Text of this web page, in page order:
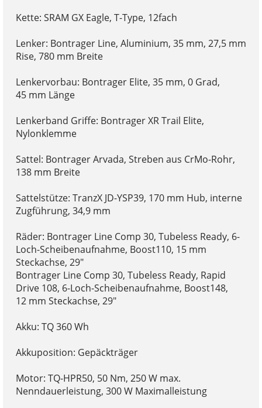
Kette: SRAM GX Eagle, T-Type, 12fach
Lenker: Bontrager Line, Aluminium, 35 mm, 27,5 mm
Rise, 780 mm Breite
Lenkervorbau: Bontrager Elite, 35 mm, 0 Grad,
45 mm Länge
Lenkerband Griffe: Bontrager XR Trail Elite,
Nylonklemme
Sattel: Bontrager Arvada, Streben aus CrMo-Rohr,
138 mm Breite
Sattelstütze: TranzX JD-YSP39, 170 mm Hub, interne
Zugführung, 34,9 mm
Räder: Bontrager Line Comp 30, Tubeless Ready, 6-
Loch-Scheibenaufnahme, Boost110, 15 mm
Steckachse, 29"
Bontrager Line Comp 30, Tubeless Ready, Rapid
Drive 108, 6-Loch-Scheibenaufnahme, Boost148,
12 mm Steckachse, 29"
Akku: TQ 360 Wh
Akkuposition: Gepäckträger
Motor: TQ-HPR50, 50 Nm, 250 W max.
Nenndauerleistung, 300 W Maximalleistung